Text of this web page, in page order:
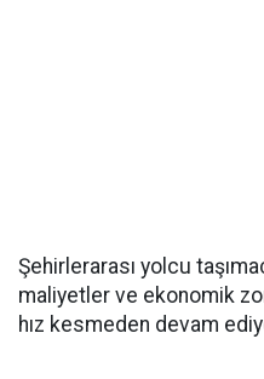
Şehirlerarası yolcu
maliyetler ve ekonomik
hız kesmeden devam